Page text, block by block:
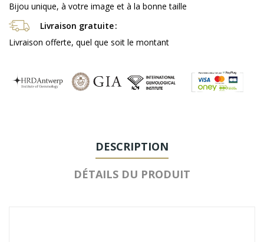
Bijou unique, à votre image et à la bonne taille
Livraison gratuite
Livraison offerte, quel que soit le montant
DESCRIPTION
DÉTAILS DU PRODUIT